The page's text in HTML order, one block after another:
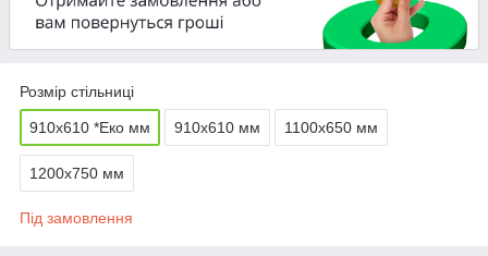
Розмір стільниці
910х610 *Еко мм 910х610 мм 1100х650 мм
1200х750 мм
Під замовлення